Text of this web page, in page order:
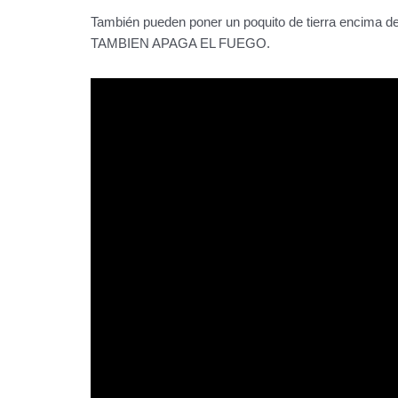
También pueden poner un poquito de tierra encima
TAMBIEN APAGA EL FUEGO.